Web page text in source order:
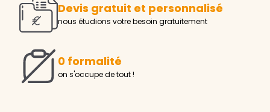
Devis gratuit et personnalisé
nous étudions votre besoin gratuitement
0 formalité
on s'occupe de tout !